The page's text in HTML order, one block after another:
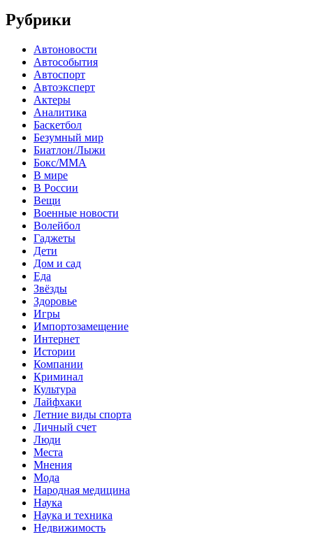
Рубрики
Автоновости
Автособытия
Автоспорт
Автоэксперт
Актеры
Аналитика
Баскетбол
Безумный мир
Биатлон/Лыжи
Бокс/MMA
В мире
В России
Вещи
Военные новости
Волейбол
Гаджеты
Дети
Дом и сад
Еда
Звёзды
Здоровье
Игры
Импортозамещение
Интернет
Истории
Компании
Криминал
Культура
Лайфхаки
Летние виды спорта
Личный счет
Люди
Места
Мнения
Мода
Народная медицина
Наука
Наука и техника
Недвижимость